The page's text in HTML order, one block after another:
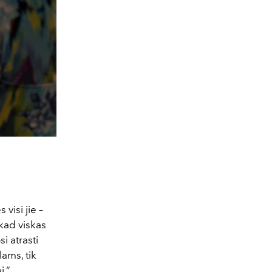
visi jie –
viskas
atrasti
tik